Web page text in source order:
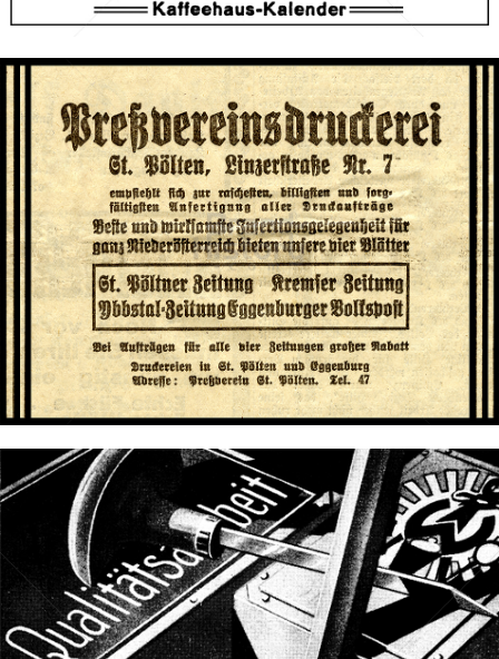
Niederösterreichisches Pressehaus
NÖ Pressehaus Druck- und VerlagsgmbH
1923
Bild-ID: 72357